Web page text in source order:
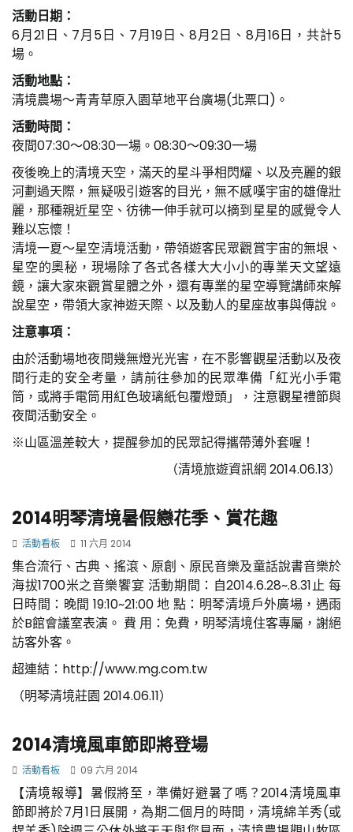
活動日期：
6月21日、7月5日、7月19日、8月2日、8月16日，共計5
場。
活動地點：
清境農場～青青草原入園草地平台廣場(北票口)。
活動時間：
夜間07:30～08:30一場。08:30～09:30一場
夜後晚上的清境天空，滿天的星斗爭相閃耀、以及亮麗的銀
河劃過天際，無疑吸引遊客的目光，無不感嘆宇宙的雄偉壯
麗，那種親近星空、彷彿一伸手就可以摘到星星的感覺令人
難以忘懷！
清境一夏～星空清境活動，帶領遊客民眾觀賞宇宙的無垠、
星空的奧秘，現場除了各式各樣大大小小的專業天文望遠
鏡，讓大家來觀賞星體之外，還有專業的星空導覽講師來解
說星空，帶領大家神遊天際、以及動人的星座故事與傳說。
注意事項：
由於活動場地夜間幾無燈光光害，在不影響觀星活動以及夜
間行走的安全考量，請前往參加的民眾準備「紅光小手電
筒，或將手電筒用紅色玻璃紙包覆燈頭」，注意觀星禮節與
夜間活動安全。
※山區溫差較大，提醒參加的民眾記得攜帶薄外套喔！
（清境旅遊資訊網 2014.06.13）
2014明琴清境暑假戀花季、賞花趣
活動看板 11 六月 2014
集合流行、古典、搖滾、原創、原民音樂及童話說書音樂於
海拔1700米之音樂饗宴 活動期間：自2014.6.28~.8.31止 每
日時間：晚間 19:10~21:00 地 點：明琴清境戶外廣場，遇雨
於B館會議室表演。 費 用：免費，明琴清境住客專屬，謝絕
訪客外客。
超連結： http://www.mg.com.tw
（明琴清境莊園 2014.06.11）
2014清境風車節即將登場
活動看板 09 六月 2014
【清境報導】暑假將至，準備好避暑了嗎？2014清境風車
節即將於7月1日展開，為期二個月的時間，清境綿羊秀(或